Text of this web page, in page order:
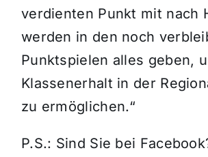
verdienten Punkt mit nach
werden in den noch
Punktspielen alles geben,
Klassenerhalt in der
zu ermöglichen.“
P.S.: Sind Sie bei